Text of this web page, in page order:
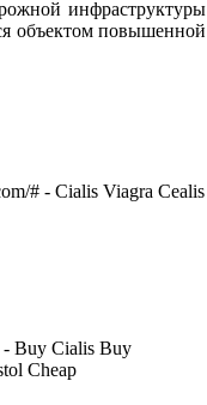
инфраструктуры
объектом повышенной
# - Cialis Viagra Cealis
- Buy Cialis Buy
Cheap